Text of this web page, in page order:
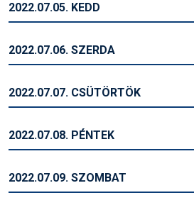
2022.07.05. KEDD
2022.07.06. SZERDA
2022.07.07. CSÜTÖRTÖK
2022.07.08. PÉNTEK
2022.07.09. SZOMBAT